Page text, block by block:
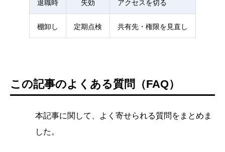
退職時 失効 アクセスを切る
棚卸し 定期点検 共有先・権限を見直し
この記事のよくある質問（FAQ）
本記事に関して、よく寄せられる質問をまとめま
した。